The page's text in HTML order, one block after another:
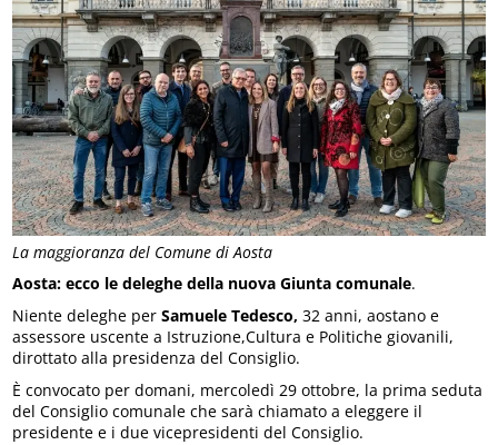
La maggioranza del Comune di Aosta
Aosta: ecco le deleghe della nuova Giunta comunale.
Niente deleghe per Samuele Tedesco, 32 anni, aostano e
assessore uscente a Istruzione,Cultura e Politiche giovanili,
dirottato alla presidenza del Consiglio.
È convocato per domani, mercoledì 29 ottobre, la prima seduta
del Consiglio comunale che sarà chiamato a eleggere il
presidente e i due vicepresidenti del Consiglio.